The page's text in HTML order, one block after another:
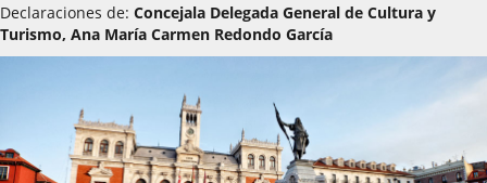
Declaraciones de: Concejala Delegada General de Cultura y
Turismo, Ana María Carmen Redondo García